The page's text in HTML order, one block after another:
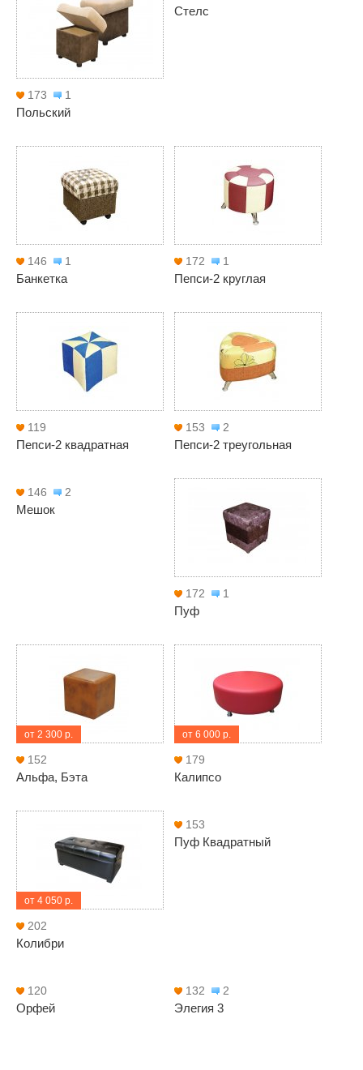
173 1
Польский
Стелс
146 1
Банкетка
172 1
Пепси-2 круглая
119
Пепси-2 квадратная
153 2
Пепси-2 треугольная
146 2
Мешок
172 1
Пуф
от 2 300 р.
152
Альфа, Бэта
от 6 000 р.
179
Калипсо
от 4 050 р.
202
Колибри
153
Пуф Квадратный
120
Орфей
132 2
Элегия 3